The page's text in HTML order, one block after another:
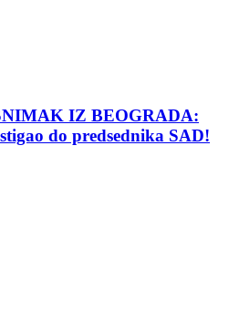
IZ BEOGRADA:
do predsednika SAD!